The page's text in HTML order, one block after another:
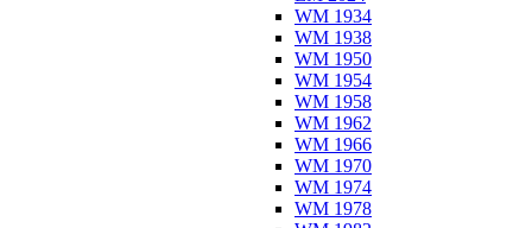
WM 1934
WM 1938
WM 1950
WM 1954
WM 1958
WM 1962
WM 1966
WM 1970
WM 1974
WM 1978